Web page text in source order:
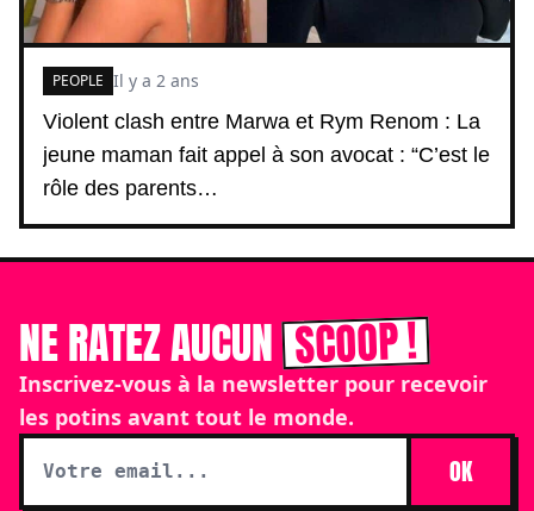
Violent clash entre Marwa et Rym Renom : La
jeune maman fait appel à son avocat : “C’est le
rôle des parents…
PEOPLE Il y a 2 ans
NE RATEZ AUCUNSCOOP !
Inscrivez-vous à la newsletter pour recevoir
les potins avant tout le monde.
OK